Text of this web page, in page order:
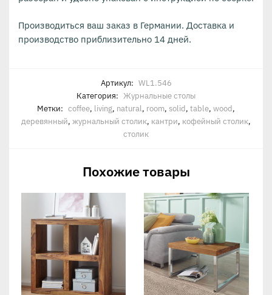
Производиться ваш заказ в Германии. Доставка и
производство приблизительно 14 дней.
Артикул: WL1.546
Категория: Журнальные столы
Метки: coffee, living, natural, room, solid, table, wood,
деревянный, журнальный столик, кантри, кофейный столик,
столик
Похожие товары